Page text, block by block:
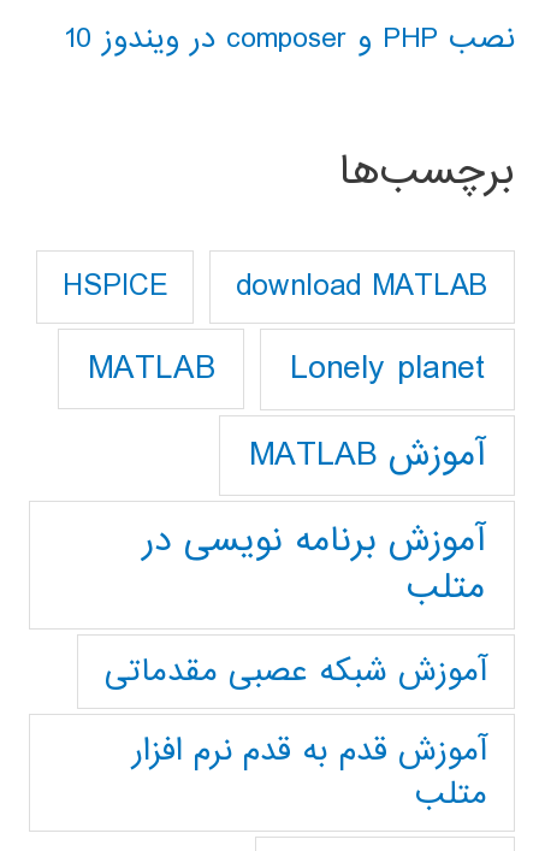
نصب PHP و composer در ویندوز 10
برچسب‌ها
download MATLAB
HSPICE
Lonely planet
MATLAB
آموزش MATLAB
آموزش برنامه نویسی در
متلب
آموزش شبکه عصبی مقدماتی
آموزش قدم به قدم نرم افزار
متلب